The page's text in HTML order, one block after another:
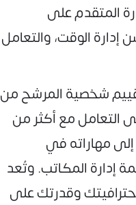
المتقدم على
إدارة الوقت، والتعامل
شخصية المرشح من
التعامل مع أكثر من
مهاراته في
إدارة المكاتب. وتُعد
وقدرتك على